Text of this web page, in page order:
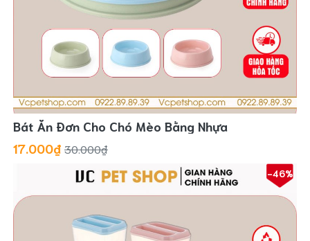
Bát Ăn Đơn Cho Chó Mèo Bằng Nhựa
17.000₫ 30.000₫
-46%